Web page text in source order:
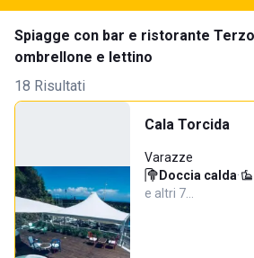
Spiagge con bar e ristorante
ombrellone e lettino
18 Risultati
Cala Torcida
Varazze
Doccia calda·
e altri 7…